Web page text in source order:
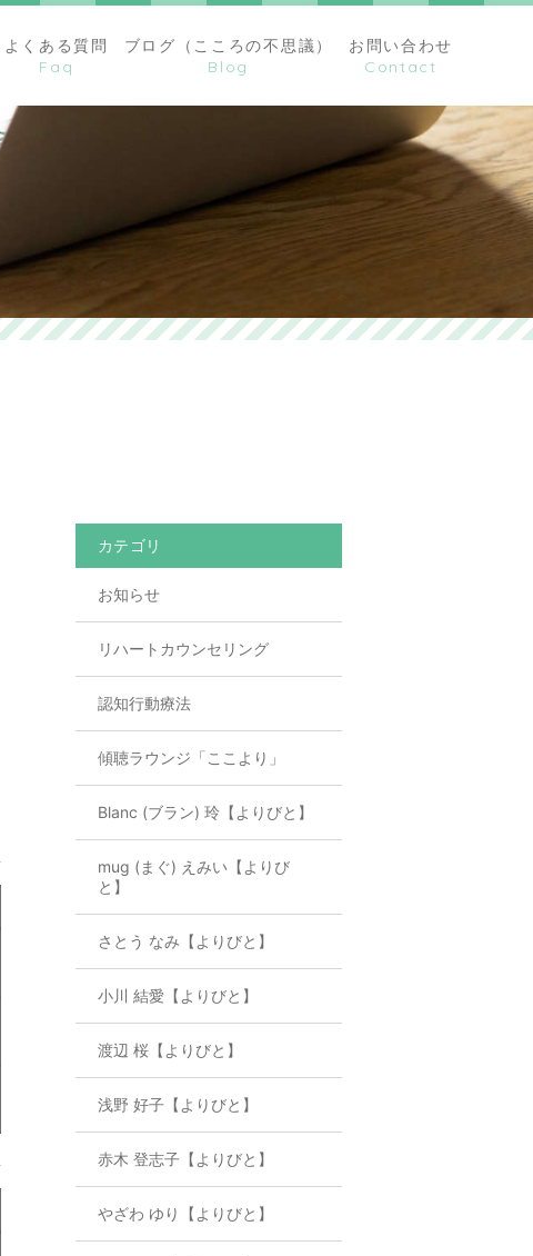
よくある質問 ブログ（こころの不思議） お問い合わせ
カテゴリ
お知らせ
リハートカウンセリング
認知行動療法
傾聴ラウンジ「ここより」
Blanc (ブラン) 玲【よりびと】
mug (まぐ) えみい【よりび
と】
さとう なみ【よりびと】
小川 結愛【よりびと】
渡辺 桜【よりびと】
浅野 好子【よりびと】
赤木 登志子【よりびと】
やざわ ゆり【よりびと】